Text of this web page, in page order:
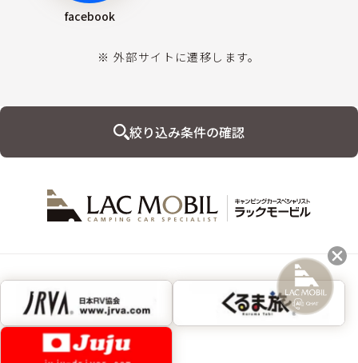
facebook
※ 外部サイトに遷移します。
絞り込み条件の確認